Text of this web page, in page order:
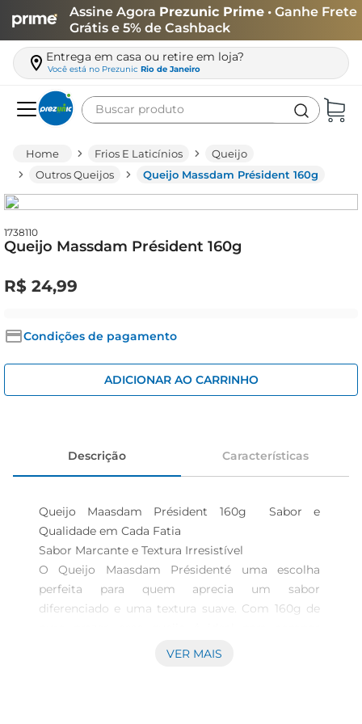
Assine Agora Prezunic Prime • Ganhe Frete
Grátis e 5% de Cashback
Entrega em casa ou retire em loja?
Você está no Prezunic Rio de Janeiro
Buscar produto
Frios E Laticínios
Queijo
Outros Queijos
Queijo Massdam Président 160g
1738110
Queijo Massdam Président 160g
R$ 24,99
Condições de pagamento
ADICIONAR AO CARRINHO
Descrição Características
Queijo Maasdam Président 160g  Sabor e
Qualidade em Cada Fatia
Sabor Marcante e Textura Irresistível
O Queijo Maasdam Présidenté uma escolha
perfeita para quem aprecia um sabor
diferenciado e uma textura suave. Com 160g de
tábuas de frios, sanduíches ou até mesmo para
VER MAIS
leite
queijo
azeite
arroz
iogurte